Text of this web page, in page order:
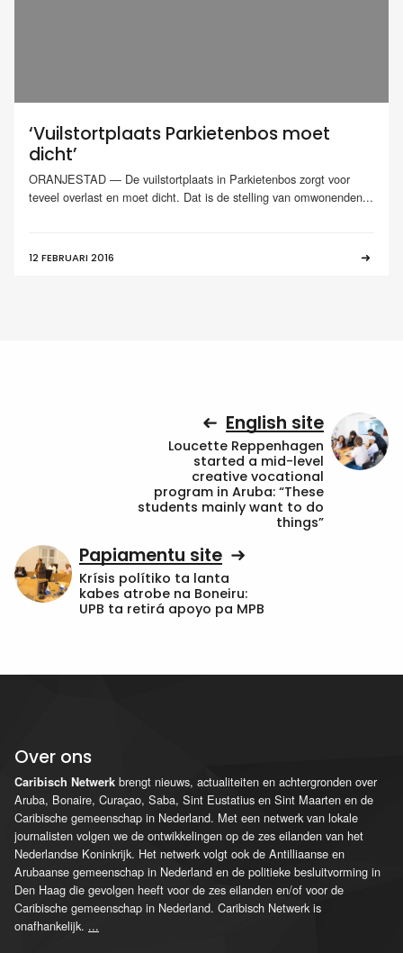
‘Vuilstortplaats Parkietenbos moet
dicht’
ORANJESTAD — De vuilstortplaats in Parkietenbos zorgt voor
teveel overlast en moet dicht. Dat is de stelling van omwonenden...
12 FEBRUARI 2016
English site
Loucette Reppenhagen
started a mid-level
creative vocational
program in Aruba: “These
students mainly want to do
things”
Papiamentu site
Krísis polítiko ta lanta
kabes atrobe na Boneiru:
UPB ta retirá apoyo pa MPB
Over ons
Caribisch Netwerk brengt nieuws, actualiteiten en achtergronden over
Aruba, Bonaire, Curaçao, Saba, Sint Eustatius en Sint Maarten en de
Caribische gemeenschap in Nederland. Met een netwerk van lokale
journalisten volgen we de ontwikkelingen op de zes eilanden van het
Nederlandse Koninkrijk. Het netwerk volgt ook de Antilliaanse en
Arubaanse gemeenschap in Nederland en de politieke besluitvorming in
Den Haag die gevolgen heeft voor de zes eilanden en/of voor de
Caribische gemeenschap in Nederland. Caribisch Netwerk is
onafhankelijk. ...